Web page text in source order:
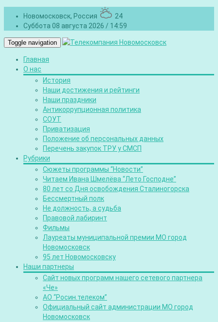
Новомосковск, Россия
24
Суббота 08 августа 2026 / 14:59
Toggle navigation
Главная
О нас
История
Наши достижения и рейтинги
Наши праздники
Антикоррупционная политика
СОУТ
Приватизация
Положение об персональных данных
Перечень закупок ТРУ у СМСП
Рубрики
Сюжеты программы “Новости”
Читаем Ивана Шмелёва “Лето Господне”
80 лет со Дня освобождения Сталиногорска
Бессмертный полк
Не должность, а судьба
Правовой лабиринт
Фильмы
Лауреаты муниципальной премии МО город
Новомосковск
95 лет Новомосковску
Наши партнеры
Сайт новых программ нашего сетевого партнера
«Че»
АО “Росин.телеком”
Официальный сайт администрации МО город
Новомосковск